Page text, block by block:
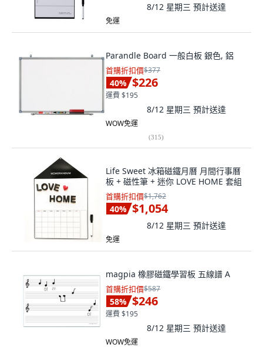
8/12 星期三 預計送達
免運
Parandle Board 一般白板 銀色, 鋁
首購折扣價$377
40% $226
運費 $195
8/12 星期三 預計送達
WOW免運
(315)
Life Sweet 冰箱磁鐵月曆 月間行事曆
板 + 磁性筆 + 迷你 LOVE HOME 套組
首購折扣價$1,762
40% $1,054
8/12 星期三 預計送達
免運
magpia 橡膠磁鐵學習板 五線譜 A
首購折扣價$587
58% $246
運費 $195
8/12 星期三 預計送達
WOW免運